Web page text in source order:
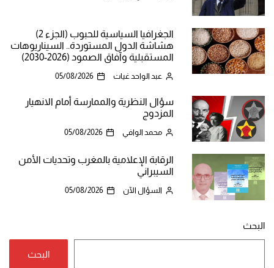
الجغرافيا السياسية للحبوب (الجزء 2)
هشاشة الدول المستوردة.. السيناريوهات
المستقبلية وآفاق الصمود (2026-2030)
عبد الواحد غيات 05/08/2026
سؤال النظرية والممارسة أمام الانهيار
المزدوج
محمد الوافي 05/08/2026
الرقابة الإعلامية بالمغرب وتحديات الأمن
السيبراني
السؤال الآن 05/08/2026
البحث
البحث